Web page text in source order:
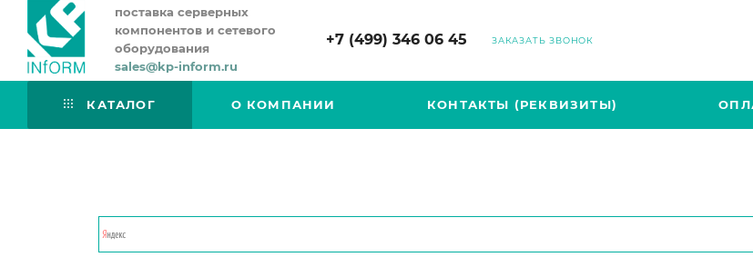
поставка серверных
компонентов и сетевого
оборудования
sales@kp-inform.ru
+7 (499) 346 06 45 ЗАКАЗАТЬ ЗВОНОК
КАТАЛОГ О КОМПАНИИ КОНТАКТЫ (РЕКВИЗИТЫ)